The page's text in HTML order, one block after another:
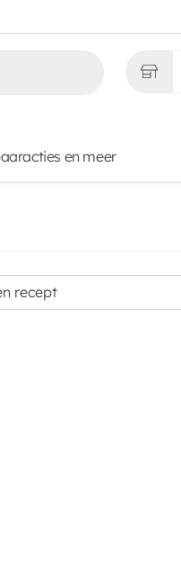
en meer
recept